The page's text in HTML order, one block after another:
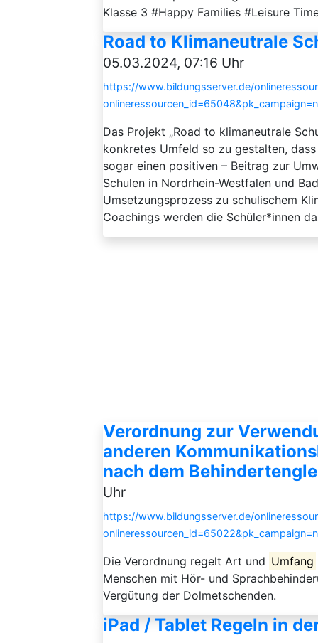
Klasse 3 #Happy Families #Leisure
Road to Klimaneutrale
05.03.2024, 07:16 Uhr
https://www.bildungsserver.de/
Das Projekt „Road to klimaneutrale
konkretes Umfeld so zu gestalten,
sogar einen positiven – Beitrag zur
Schulen in Nordrhein-Westfalen und
Umsetzungsprozess zu schulischem
Coachings werden die Schüler*innen
Verordnung zur
anderen
nach dem
Uhr
https://www.bildungsserver.de/
Die Verordnung regelt Art und Umfang
Menschen mit Hör- und
Vergütung der Dolmetschenden.
iPad / Tablet Regeln in